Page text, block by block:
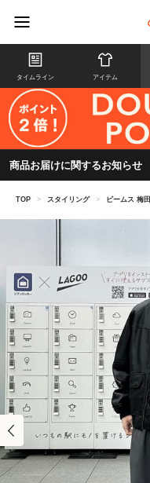
タイムライン アイテム
商品お届けに関するお知らせ
TOP > スタイリング > ビームス 梅田